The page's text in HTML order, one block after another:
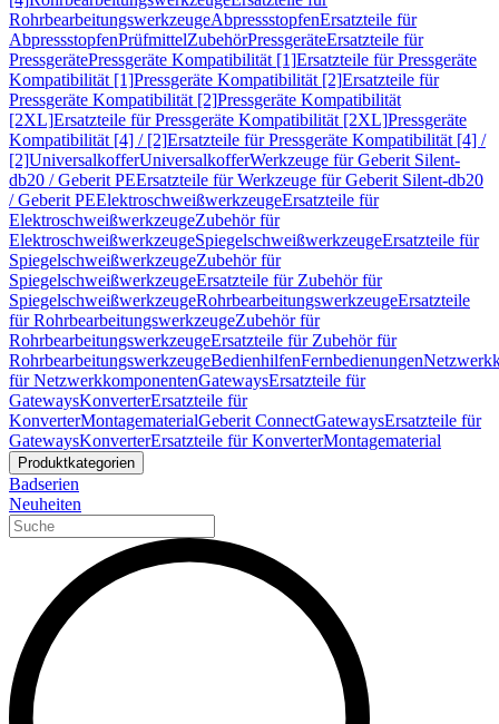
RohrbearbeitungswerkzeugeAbpressstopfenErsatzteile für
AbpressstopfenPrüfmittelZubehörPressgeräteErsatzteile für
PressgerätePressgeräte Kompatibilität [1]Ersatzteile für Pressgeräte
Kompatibilität [1]Pressgeräte Kompatibilität [2]Ersatzteile für
Pressgeräte Kompatibilität [2]Pressgeräte Kompatibilität
[2XL]Ersatzteile für Pressgeräte Kompatibilität [2XL]Pressgeräte
Kompatibilität [4] / [2]Ersatzteile für Pressgeräte Kompatibilität [4] /
[2]UniversalkofferUniversalkofferWerkzeuge für Geberit Silent-
db20 / Geberit PEErsatzteile für Werkzeuge für Geberit Silent-db20
/ Geberit PEElektroschweißwerkzeugeErsatzteile für
ElektroschweißwerkzeugeZubehör für
ElektroschweißwerkzeugeSpiegelschweißwerkzeugeErsatzteile für
SpiegelschweißwerkzeugeZubehör für
SpiegelschweißwerkzeugeErsatzteile für Zubehör für
SpiegelschweißwerkzeugeRohrbearbeitungswerkzeugeErsatzteile
für RohrbearbeitungswerkzeugeZubehör für
RohrbearbeitungswerkzeugeErsatzteile für Zubehör für
RohrbearbeitungswerkzeugeBedienhilfenFernbedienungen
für NetzwerkkomponentenGatewaysErsatzteile für
GatewaysKonverterErsatzteile für
KonverterMontagematerialGeberit ConnectGatewaysErsatzteile für
GatewaysKonverterErsatzteile für KonverterMontagematerial
Produktkategorien
Badserien
Neuheiten